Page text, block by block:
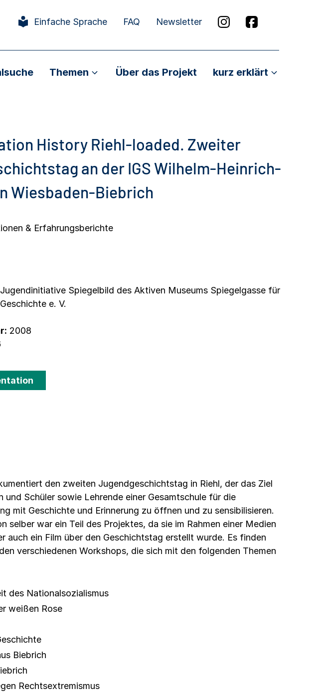
Einfache Sprache FAQ Newsletter
Themen Über das Projekt kurz erklärt
History Riehl-loaded. Zweiter
an der IGS Wilhelm-Heinrich-
Wiesbaden-Biebrich
& Erfahrungsberichte
Jugendinitiative Spiegelbild des Aktiven Museums Spiegelgasse für
e. V.
2008
den zweiten Jugendgeschichtstag in Riehl, der das Ziel
und Schüler sowie Lehrende einer Gesamtschule für die
mit Geschichte und Erinnerung zu öffnen und zu sensibilisieren.
selber war ein Teil des Projektes, da sie im Rahmen einer Medien
auch ein Film über den Geschichtstag erstellt wurde. Es finden
verschiedenen Workshops, die sich mit den folgenden Themen
des Nationalsozialismus
weißen Rose
Biebrich
Rechtsextremismus